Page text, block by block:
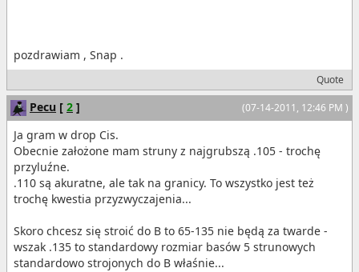
pozdrawiam , Snap .
Quote
(07-14-2011, 12:46 PM )
Pecu [ 2 ]
Ja gram w drop Cis.
Obecnie założone mam struny z najgrubszą .105 - trochę
przyluźne.
.110 są akuratne, ale tak na granicy. To wszystko jest też
trochę kwestia przyzwyczajenia...
Skoro chcesz się stroić do B to 65-135 nie będą za twarde -
wszak .135 to standardowy rozmiar basów 5 strunowych
standardowo strojonych do B właśnie...